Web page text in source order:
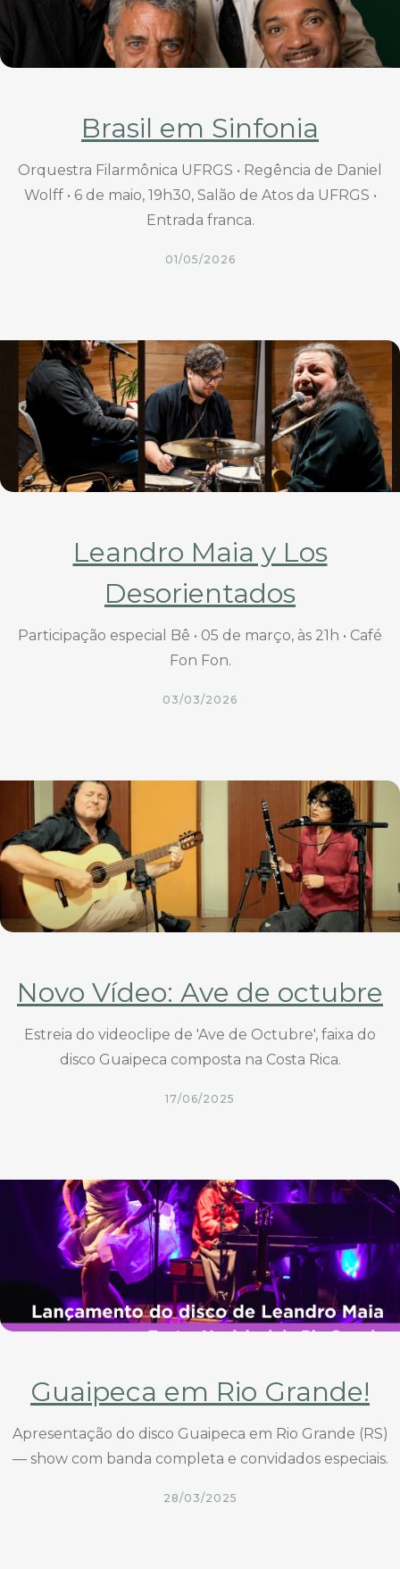
Brasil em Sinfonia
Orquestra Filarmônica UFRGS • Regência de Daniel
Wolff • 6 de maio, 19h30, Salão de Atos da UFRGS •
Entrada franca.
01/05/2026
Leandro Maia y Los
Desorientados
Participação especial Bê • 05 de março, às 21h • Café
Fon Fon.
03/03/2026
Novo Vídeo: Ave de octubre
Estreia do videoclipe de 'Ave de Octubre', faixa do
disco Guaipeca composta na Costa Rica.
17/06/2025
Guaipeca em Rio Grande!
Apresentação do disco Guaipeca em Rio Grande (RS)
— show com banda completa e convidados especiais.
28/03/2025